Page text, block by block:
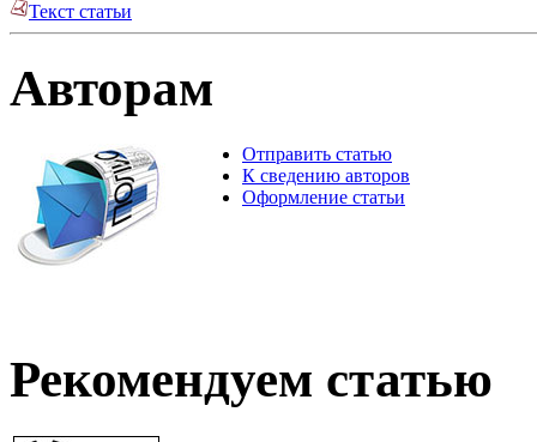
Текст статьи
Авторам
Отправить статью
К сведению авторов
Оформление статьи
Рекомендуем статью